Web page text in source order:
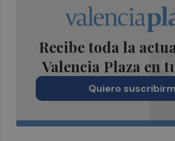
Recibe toda la
Valencia Plaza en
Quiero